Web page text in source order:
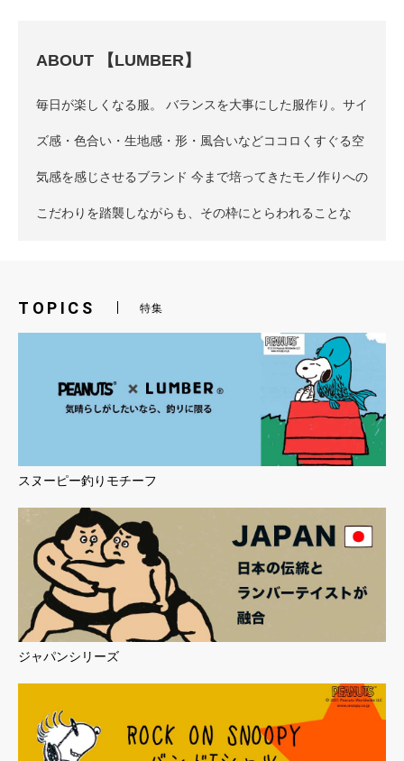
TOPICS 特集
スヌーピー釣りモチーフ
ジャパンシリーズ